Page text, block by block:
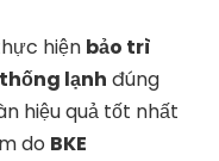
hiện bảo trì
lạnh đúng
hiệu quả tốt nhất
do BKE